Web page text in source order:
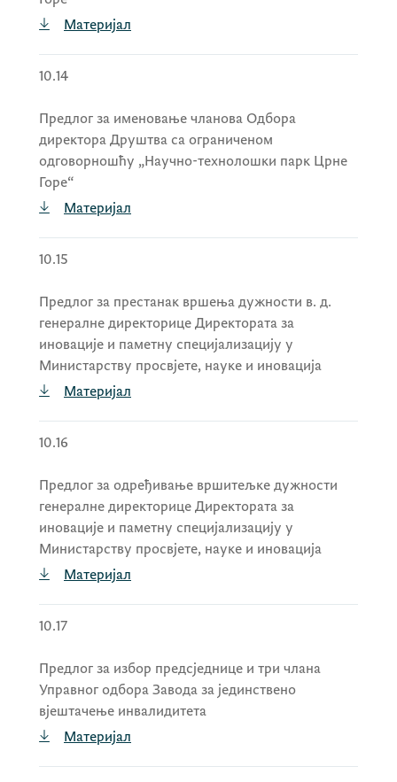
Материјал
10.14
Предлог за именовање чланова Одбора
директора Друштва са ограниченом
одговорношћу „Научно-технолошки парк Црне
Горе“
Материјал
10.15
Предлог за престанак вршења дужности в. д.
генералне директорице Директората за
иновације и паметну специјализацију у
Министарству просвјете, науке и иновација
Материјал
10.16
Предлог за одређивање вршитељке дужности
генералне директорице Директората за
иновације и паметну специјализацију у
Министарству просвјете, науке и иновација
Материјал
10.17
Предлог за избор предсједнице и три члана
Управног одбора Завода за јединствено
вјештачење инвалидитета
Материјал